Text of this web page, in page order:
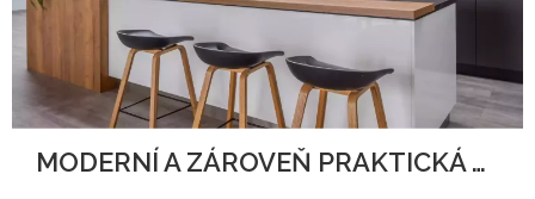
MODERNÍ A ZÁROVEŇ PRAKTICKÁ KUCHYNĚ